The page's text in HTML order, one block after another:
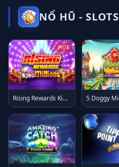
NỔ HŨ - SLOTS
HOT
Rising Rewards King Millions